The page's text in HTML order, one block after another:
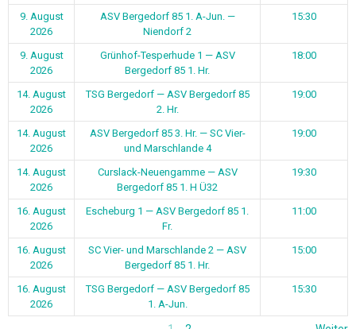
9. August
2026
ASV Bergedorf 85 1. A-Jun. —
Niendorf 2
15:30
9. August
2026
Grünhof-Tesperhude 1 — ASV
Bergedorf 85 1. Hr.
18:00
14. August
2026
TSG Bergedorf — ASV Bergedorf 85
2. Hr.
19:00
14. August
2026
ASV Bergedorf 85 3. Hr. — SC Vier-
und Marschlande 4
19:00
14. August
2026
Curslack-Neuengamme — ASV
Bergedorf 85 1. H Ü32
19:30
16. August
2026
Escheburg 1 — ASV Bergedorf 85 1.
Fr.
11:00
16. August
2026
SC Vier- und Marschlande 2 — ASV
Bergedorf 85 1. Hr.
15:00
16. August
2026
TSG Bergedorf — ASV Bergedorf 85
1. A-Jun.
15:30